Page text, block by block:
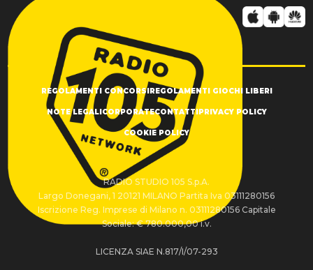
REGOLAMENTI CONCORSIREGOLAMENTI GIOCHI LIBERI
NOTE LEGALICORPORATECONTATTIPRIVACY POLICY
COOKIE POLICY
RADIO STUDIO 105 S.p.A.
Largo Donegani, 1 20121 MILANO Partita Iva 03111280156
Iscrizione Reg. Imprese di Milano n. 03111280156 Capitale
Sociale: € 780.000,00 i.v.
LICENZA SIAE N.817/I/07-293